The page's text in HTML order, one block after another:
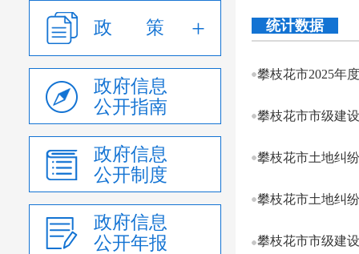
政 策
政府信息
公开指南
政府信息
公开制度
政府信息
公开年报
统计数据
攀枝花市2025年
攀枝花市市级建
攀枝花市土地纠
攀枝花市土地纠
攀枝花市市级建